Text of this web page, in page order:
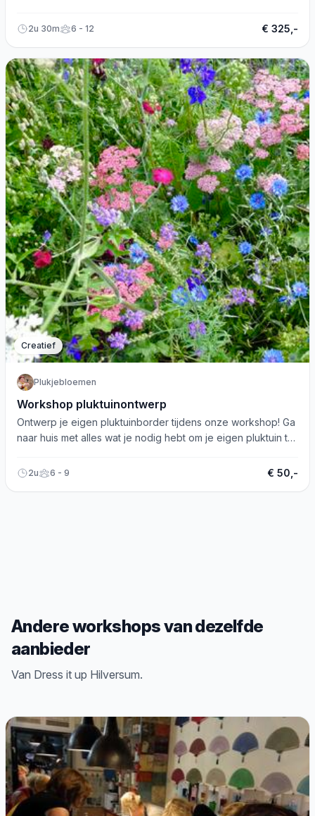
2u 30m 6 - 12 € 325,-
Creatief
Plukjebloemen
Workshop pluktuinontwerp
Ontwerp je eigen pluktuinborder tijdens onze workshop! Ga
naar huis met alles wat je nodig hebt om je eigen pluktuin te
2u 6 - 9 € 50,-
Andere workshops van dezelfde
aanbieder
Van Dress it up Hilversum.